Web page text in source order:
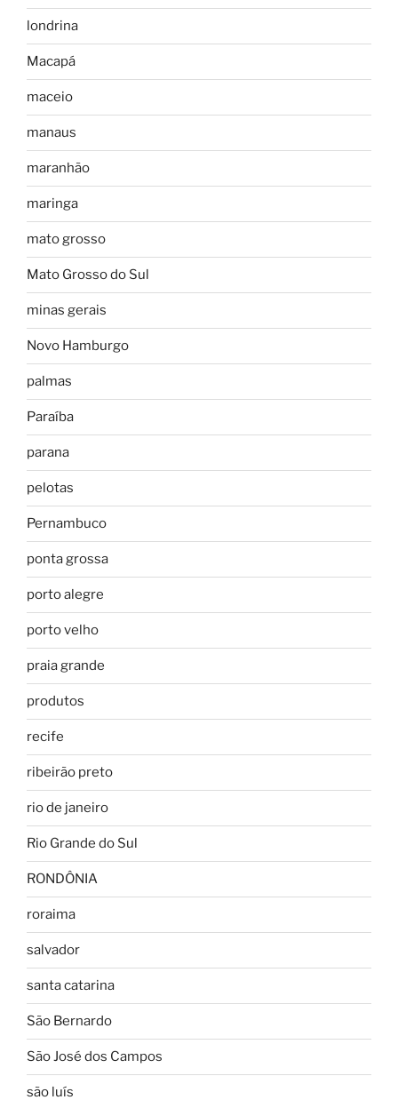
londrina
Macapá
maceio
manaus
maranhão
maringa
mato grosso
Mato Grosso do Sul
minas gerais
Novo Hamburgo
palmas
Paraíba
parana
pelotas
Pernambuco
ponta grossa
porto alegre
porto velho
praia grande
produtos
recife
ribeirão preto
rio de janeiro
Rio Grande do Sul
RONDÔNIA
roraima
salvador
santa catarina
São Bernardo
São José dos Campos
são luís